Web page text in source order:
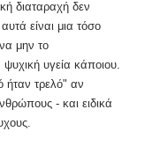
διαταραχή δεν
είναι μια τόσο
μην το
υγεία κάποιου.
ήταν τρελό" αν
- και ειδικά